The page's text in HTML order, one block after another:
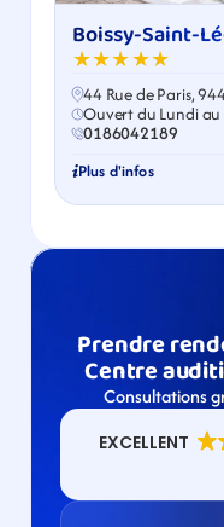
Boissy-Saint-
★★★★★
44 Rue de Paris,
Ouvert du Lundi
0186042189
Plus d'infos
Prendre
Centre
Consultations